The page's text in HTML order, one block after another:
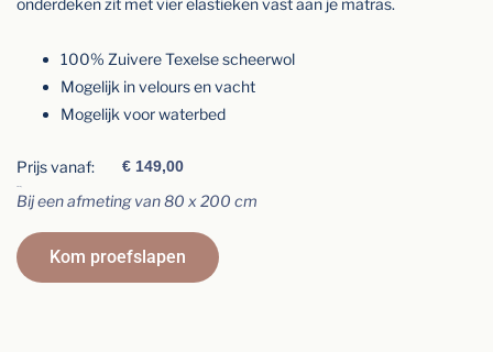
onderdeken zit met vier elastieken vast aan je matras.
100% Zuivere Texelse scheerwol
Mogelijk in velours en vacht
Mogelijk voor waterbed
Prijs vanaf: € 149,00
Bij een afmeting van 80 x 200 cm
Kom proefslapen